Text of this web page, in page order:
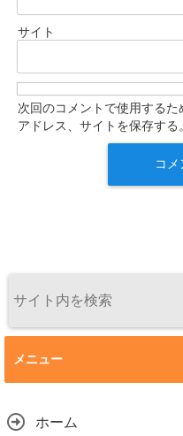
サイト
次回のコメントで使用する
アドレス、サイトを保存する。
メニュー
ホーム